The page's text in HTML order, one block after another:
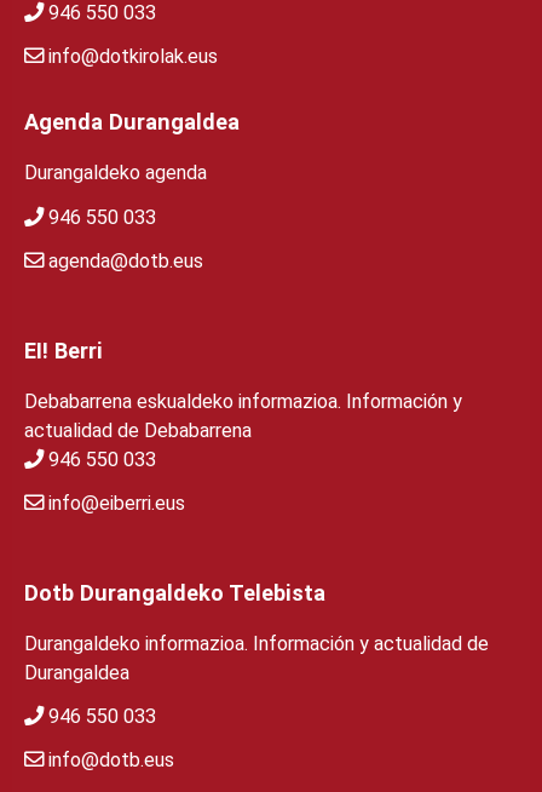
946 550 033
info@dotkirolak.eus
Agenda Durangaldea
Durangaldeko agenda
946 550 033
agenda@dotb.eus
EI! Berri
Debabarrena eskualdeko informazioa. Información y
actualidad de Debabarrena
946 550 033
info@eiberri.eus
Dotb Durangaldeko Telebista
Durangaldeko informazioa. Información y actualidad de
Durangaldea
946 550 033
info@dotb.eus